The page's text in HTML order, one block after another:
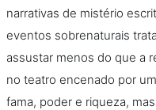
narrativas de mistério
eventos sobrenaturais
assustar menos do que a
no teatro encenado por
fama, poder e riqueza,